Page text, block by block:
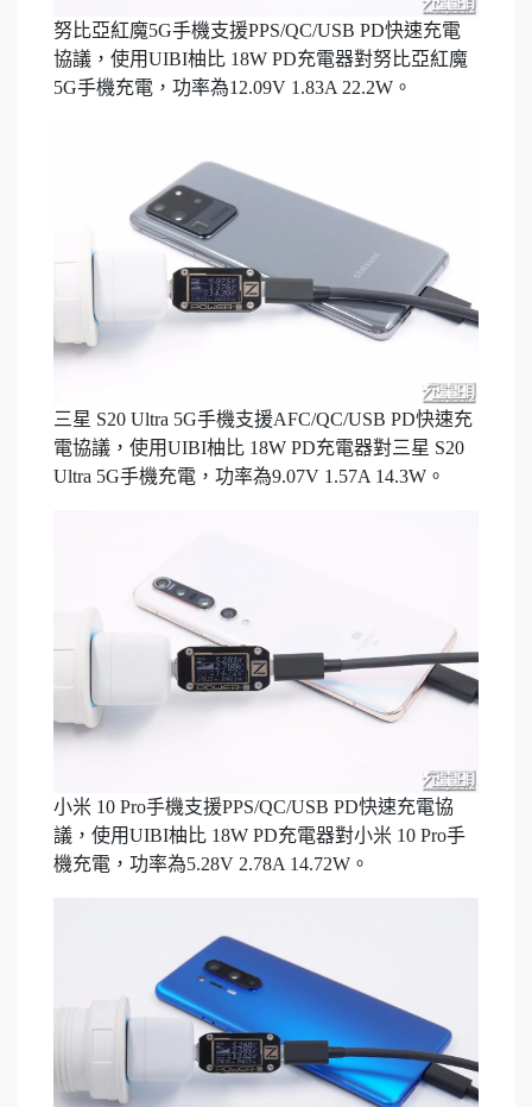
努比亞紅魔5G手機支援PPS/QC/USB PD快速充電
協議，使用UIBI柚比 18W PD充電器對努比亞紅魔
5G手機充電，功率為12.09V 1.83A 22.2W。
三星 S20 Ultra 5G手機支援AFC/QC/USB PD快速充
電協議，使用UIBI柚比 18W PD充電器對三星 S20
Ultra 5G手機充電，功率為9.07V 1.57A 14.3W。
小米 10 Pro手機支援PPS/QC/USB PD快速充電協
議，使用UIBI柚比 18W PD充電器對小米 10 Pro手
機充電，功率為5.28V 2.78A 14.72W。